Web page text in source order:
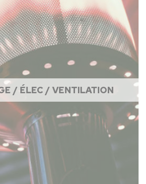
/ ÉLEC / VENTILATION